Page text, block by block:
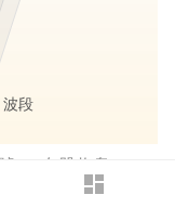
dashboard
存股收息
波段